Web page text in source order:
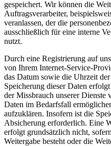
gespeichert. Wir können die
Auftragsverarbeiter,
veranlassen, der die
ausschließlich für eine interne
nutzt.
Durch eine Registrierung auf
von Ihrem Internet-Service-
das Datum sowie die Uhrzeit
Speicherung dieser Daten
der Missbrauch unserer Dienste
Daten im Bedarfsfall
aufzuklären. Insofern ist die
Absicherung erforderlich. Eine
erfolgt grundsätzlich nicht,
Weitergabe besteht oder die